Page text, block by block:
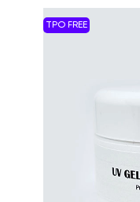
TPO FREE